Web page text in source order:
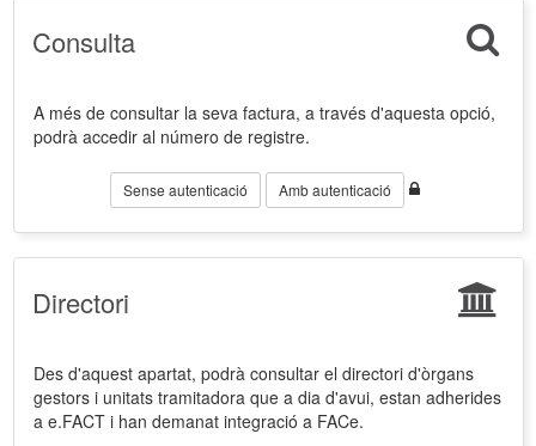
Consulta
A més de consultar la seva factura, a través d'aquesta opció,
podrà accedir al número de registre.
Sense autenticació Amb autenticació
Directori
Des d'aquest apartat, podrà consultar el directori d'òrgans
gestors i unitats tramitadora que a dia d'avui, estan adherides
a e.FACT i han demanat integració a FACe.